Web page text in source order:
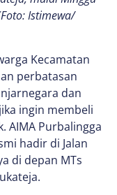
Istimewa/
Kecamatan
perbatasan
dan
ingin membeli
Purbalingga
hadir di Jalan
di depan MTs